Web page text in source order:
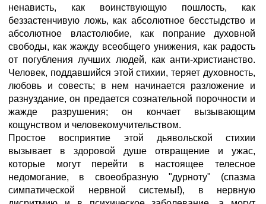
ненависть, как воинствующую пошлость, как
беззастенчивую ложь, как абсолютное бесстыдство и
абсолютное властолюбие, как попрание духовной
свободы, как жажду всеобщего унижения, как радость
от погубления лучших людей, как анти-христианство.
Человек, поддавшийся этой стихии, теряет духовность,
любовь и совесть; в нем начинается разложение и
разнуздание, он предается сознательной порочности и
жажде разрушения; он кончает вызывающим
кощунством и человекомучительством.
Простое восприятие этой дьявольской стихии
вызывает в здоровой душе отвращение и ужас,
которые могут перейти в настоящее телесное
недомогание, в своеобразную "дурноту" (спазма
симпатической нервной системы!), в нервную